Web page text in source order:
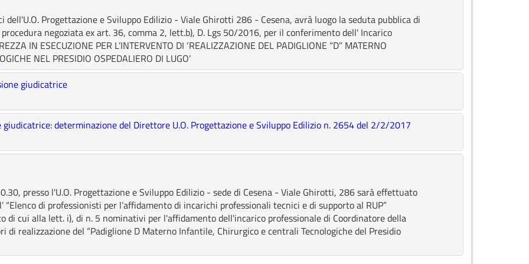
Progettazione e Sviluppo Edilizio - Viale Ghirotti 286 - Cesena, avrà luogo la seduta pubblica di
negoziata ex art. 36, comma 2, lett.b), D. Lgs 50/2016, per il conferimento dell' Incarico
IN ESECUZIONE PER L’INTERVENTO DI ‘REALIZZAZIONE DEL PADIGLIONE “D” MATERNO
NEL PRESIDIO OSPEDALIERO DI LUGO’
giudicatrice
determinazione del Direttore U.O. Progettazione e Sviluppo Edilizio n. 2654 del 2/2/2017
presso l'U.O. Progettazione e Sviluppo Edilizio - sede di Cesena - Viale Ghirotti, 286 sarà effettuato
di professionisti per l’affidamento di incarichi professionali tecnici e di supporto al RUP”
cui alla lett. i), di n. 5 nominativi per l'affidamento dell'incarico professionale di Coordinatore della
di realizzazione del “Padiglione D Materno Infantile, Chirurgico e centrali Tecnologiche del Presidio